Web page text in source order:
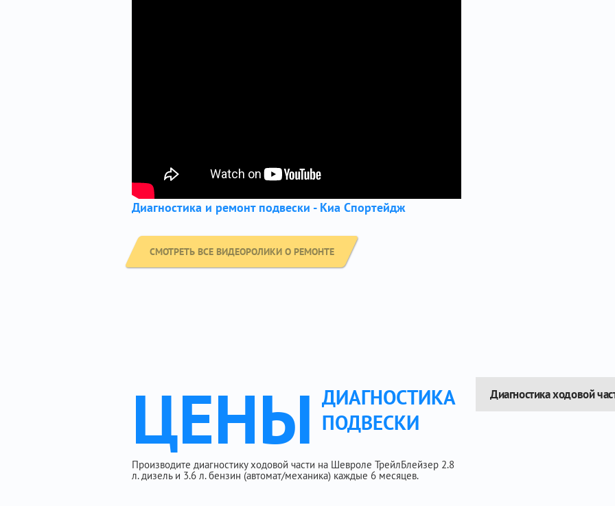
Диагностика и ремонт подвески - Киа Спортейдж
СМОТРЕТЬ ВСЕ ВИДЕОРОЛИКИ О РЕМОНТЕ
ЦЕНЫ ДИАГНОСТИКА
ПОДВЕСКИ
Производите диагностику ходовой части на Шевроле ТрейлБлейзер 2.8
л. дизель и 3.6 л. бензин (автомат/механика) каждые 6 месяцев.
Диагностика ходовой